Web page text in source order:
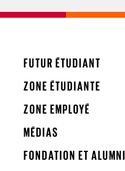
FUTUR ÉTUDIANT
ZONE ÉTUDIANTE
ZONE EMPLOYÉ
MÉDIAS
FONDATION ET ALUMNI